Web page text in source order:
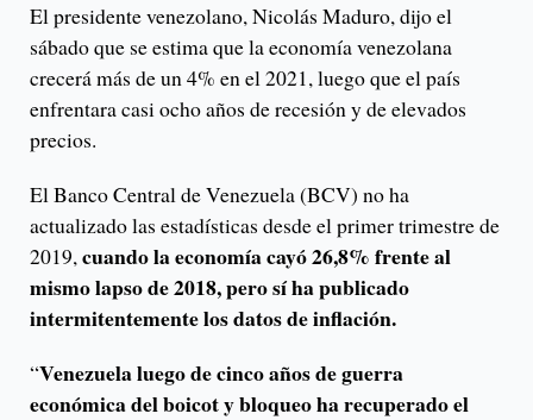
El presidente venezolano, Nicolás Maduro, dijo el
sábado que se estima que la economía venezolana
crecerá más de un 4% en el 2021, luego que el país
enfrentara casi ocho años de recesión y de elevados
precios.
El Banco Central de Venezuela (BCV) no ha
actualizado las estadísticas desde el primer trimestre de
2019,cuando la economía cayó 26,8% frente al
mismo lapso de 2018, pero sí ha publicado
intermitentemente los datos de inflación.
“Venezuela luego de cinco años de guerra
económica del boicot y bloqueo ha recuperado el